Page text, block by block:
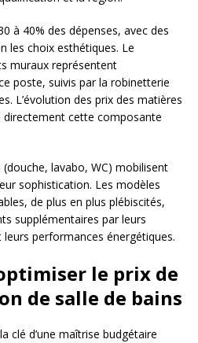
à 40% des dépenses, avec des
les choix esthétiques. Le
muraux représentent
poste, suivis par la robinetterie
L’évolution des prix des matières
cette composante
lavabo, WC) mobilisent
sophistication. Les modèles
de plus en plus plébiscités,
supplémentaires par leurs
performances énergétiques.
le prix de
de salle de bains
clé d’une maîtrise budgétaire